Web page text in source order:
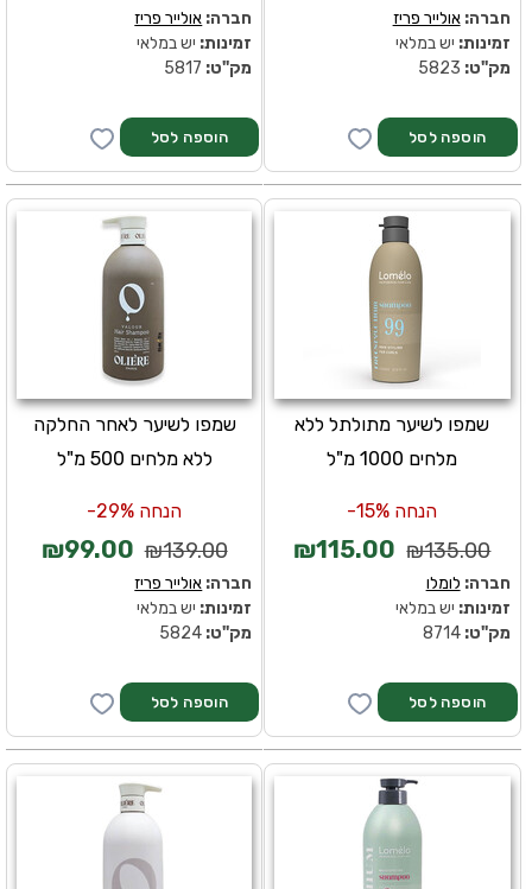
חברה: אולייר פריז
זמינות: יש במלאי
מק''ט:
חברה:אולייר פריז
זמינות: יש במלאי
מק''ט:
שמפו לשיער לאחר החלקה
ללא מלחים 500 מ"ל
הנחה 29%-
₪139.00
₪99.00
חברה: אולייר פריז
זמינות: יש במלאי
מק''ט:
שמפו לשיער מתולתל ללא
מלחים 1000 מ"ל
הנחה 15%-
₪135.00
₪115.00
חברה: לומלו
זמינות: יש במלאי
מק''ט: 8714